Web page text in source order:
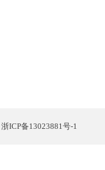
浙ICP备13023881号-1